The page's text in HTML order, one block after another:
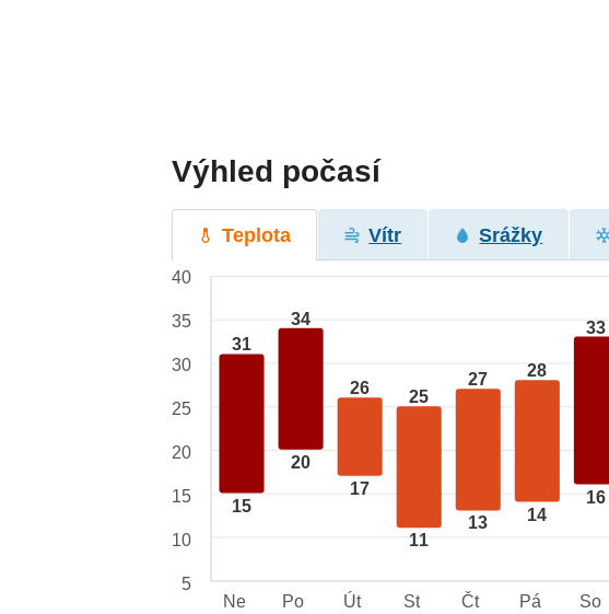
Výhled počasí
Teplota Vítr Srážky
31
15
34
20
26
17
25
11
27
13
28
14
33
16
40
35
30
25
20
15
10
5
Ne
Po Út St Čt Pá So